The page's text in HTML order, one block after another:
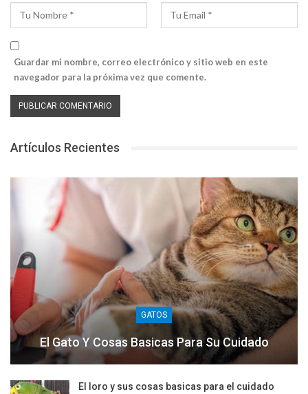
Guardar mi nombre, correo electrónico y sitio web en este
navegador para la próxima vez que comente.
Artículos Recientes
GATOS
El Gato Y Cosas Basicas Para Su Cuidado
El loro y sus cosas basicas para el cuidado